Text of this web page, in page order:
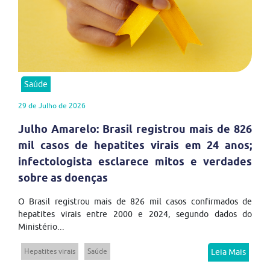
Saúde
29 de Julho de 2026
Julho Amarelo: Brasil registrou mais de 826
mil casos de hepatites virais em 24 anos;
infectologista esclarece mitos e verdades
sobre as doenças
O Brasil registrou mais de 826 mil casos confirmados de
hepatites virais entre 2000 e 2024, segundo dados do
Ministério...
Hepatites virais Saúde Leia Mais